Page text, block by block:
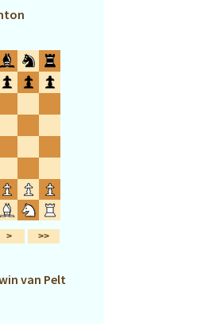
van Pelt